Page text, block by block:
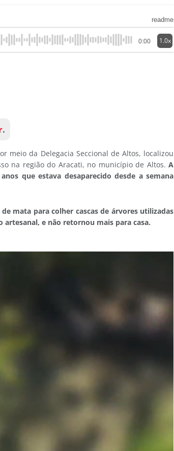
readme
0:00 1.0x
.
meio da Delegacia Seccional de Altos, localizou
na região do Aracati, no município de Altos. A
que estava desaparecido desde a semana
mata para colher cascas de árvores utilizadas
e não retornou mais para casa.